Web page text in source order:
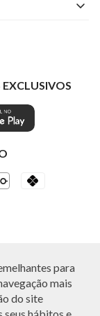
para
mais
do site
EXCLUSIVOS